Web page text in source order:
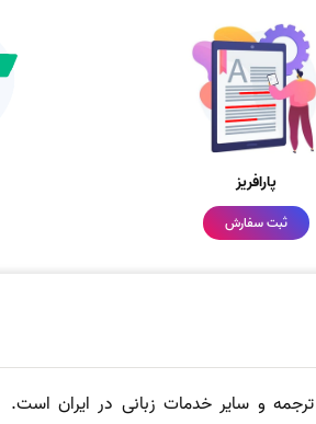
پارافریز
ثبت سفارش
ترجمه و سایر خدمات زبانی در ایران است.